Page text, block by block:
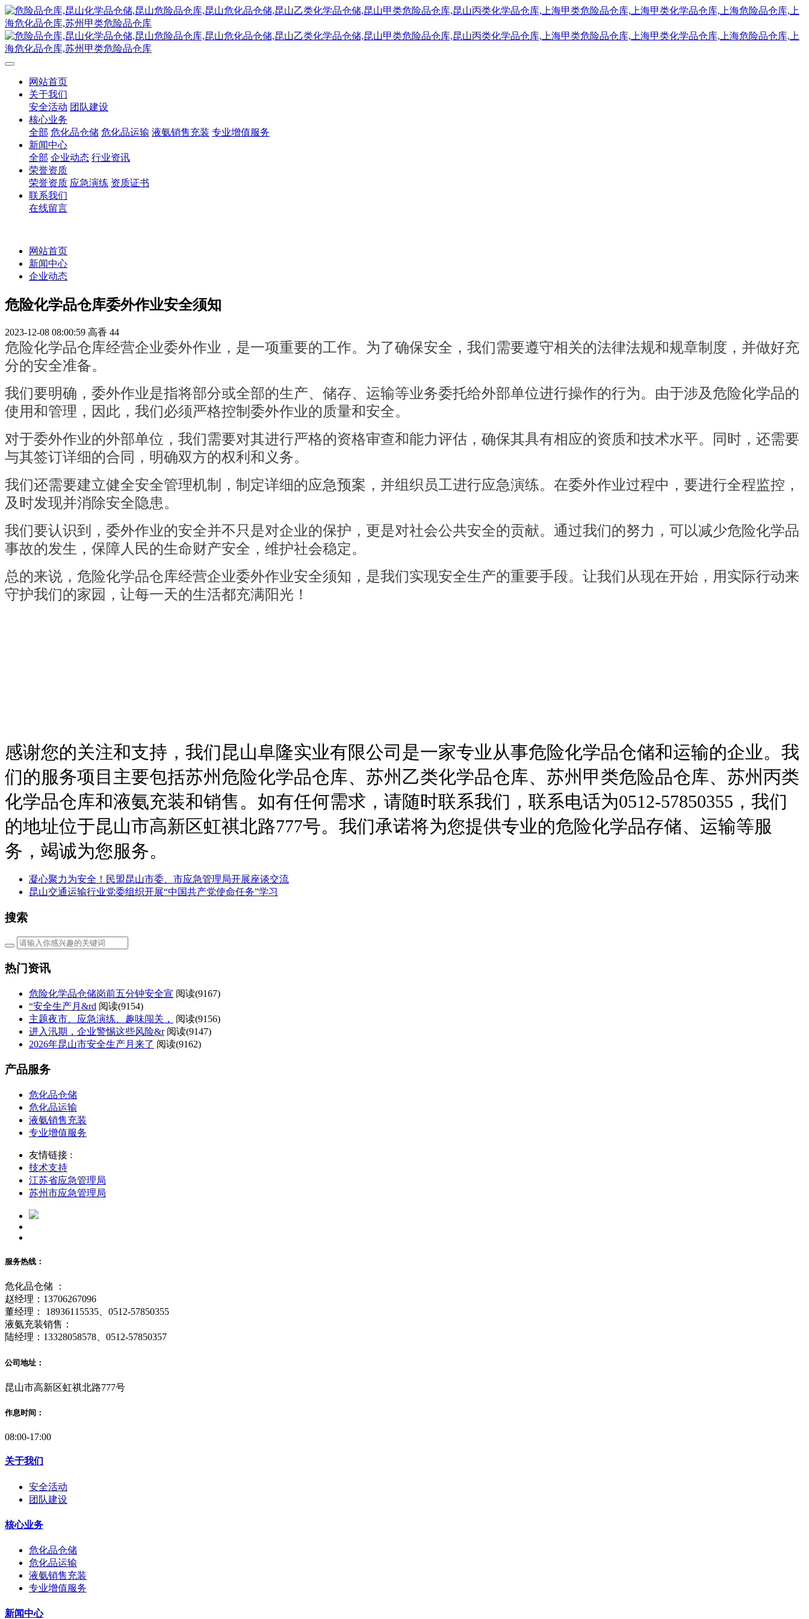
网站首页
关于我们
安全活动 团队建设
核心业务
全部 危化品仓储 危化品运输 液氨销售充装 专业增值服务
新闻中心
全部 企业动态 行业资讯
荣誉资质
荣誉资质 应急演练 资质证书
联系我们
在线留言
网站首页
新闻中心
企业动态
危险化学品仓库委外作业安全须知
2023-12-08 08:00:59 高香 44
危险化学品仓库经营企业委外作业，是一项重要的工作。为了确保安全，我们需要遵守相关的法律法规和规章制度，并做好充
分的安全准备。
我们要明确，委外作业是指将部分或全部的生产、储存、运输等业务委托给外部单位进行操作的行为。由于涉及危险化学品的
使用和管理，因此，我们必须严格控制委外作业的质量和安全。
对于委外作业的外部单位，我们需要对其进行严格的资格审查和能力评估，确保其具有相应的资质和技术水平。同时，还需要
与其签订详细的合同，明确双方的权利和义务。
我们还需要建立健全安全管理机制，制定详细的应急预案，并组织员工进行应急演练。在委外作业过程中，要进行全程监控，
及时发现并消除安全隐患。
我们要认识到，委外作业的安全并不只是对企业的保护，更是对社会公共安全的贡献。通过我们的努力，可以减少危险化学品
事故的发生，保障人民的生命财产安全，维护社会稳定。
总的来说，危险化学品仓库经营企业委外作业安全须知，是我们实现安全生产的重要手段。让我们从现在开始，用实际行动来
守护我们的家园，让每一天的生活都充满阳光！
感谢您的关注和支持，我们昆山阜隆实业有限公司是一家专业从事危险化学品仓储和运输的企业。我
们的服务项目主要包括苏州危险化学品仓库、苏州乙类化学品仓库、苏州甲类危险品仓库、苏州丙类
化学品仓库和液氨充装和销售。如有任何需求，请随时联系我们，联系电话为0512-57850355，我们
的地址位于昆山市高新区虹祺北路777号。我们承诺将为您提供专业的危险化学品存储、运输等服
务，竭诚为您服务。
凝心聚力为安全！民盟昆山市委、市应急管理局开展座谈交流
昆山交通运输行业党委组织开展“中国共产党使命任务”学习
搜索
热门资讯
危险化学品仓储岗前五分钟安全宣 阅读(9167)
“安全生产月&rd 阅读(9154)
主题夜市、应急演练、趣味闯关，
阅读(9156)
进入汛期，企业警惕这些风险&r 阅读(9147)
2026年昆山市安全生产月来了 阅读(9162)
产品服务
危化品仓储
危化品运输
液氨销售充装
专业增值服务
友情链接 :
技术支持
江苏省应急管理局
苏州市应急管理局
服务热线：
危化品仓储 ：
赵经理：13706267096
董经理： 18936115535、0512-57850355
液氨充装销售：
陆经理：13328058578、0512-57850357
公司地址：
昆山市高新区虹祺北路777号
作息时间：
08:00-17:00
关于我们
安全活动
团队建设
核心业务
危化品仓储
危化品运输
液氨销售充装
专业增值服务
新闻中心